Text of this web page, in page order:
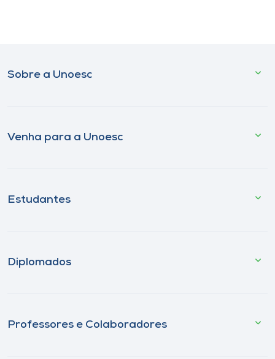
Sobre a Unoesc
Venha para a Unoesc
Estudantes
Diplomados
Professores e Colaboradores